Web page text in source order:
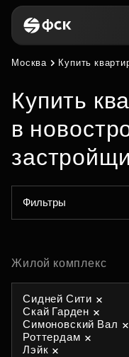
Москва Купить
Купить
в
Фильтры
Жилой комплекс
Сидней Сити
Скай Гарден
Симоновский Вал
Роттердам
Лэйк